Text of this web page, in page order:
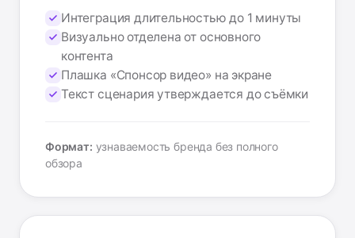
Интеграция длительностью до 1 минуты
Визуально отделена от основного
контента
Плашка «Спонсор видео» на экране
Текст сценария утверждается до съёмки
Формат: узнаваемость бренда без полного
обзора